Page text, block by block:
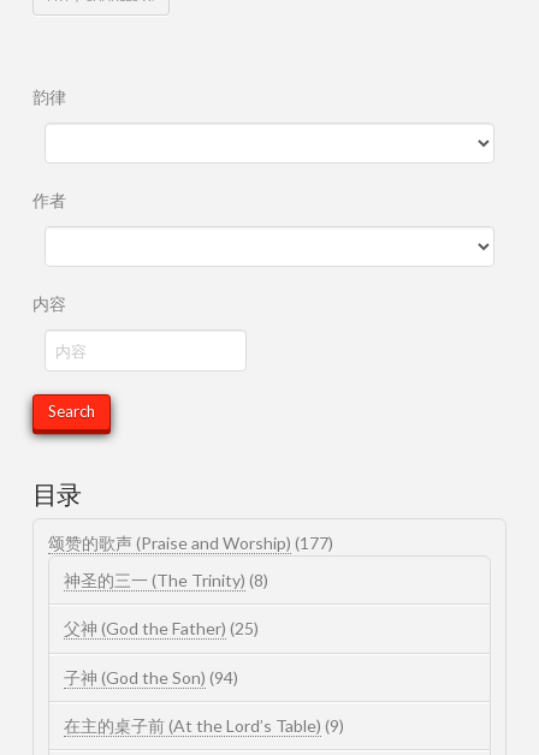
韵律
作者
内容
目录
颂赞的歌声 (Praise and Worship) (177)
神圣的三一 (The Trinity) (8)
父神 (God the Father) (25)
子神 (God the Son) (94)
在主的桌子前 (At the Lord’s Table) (9)